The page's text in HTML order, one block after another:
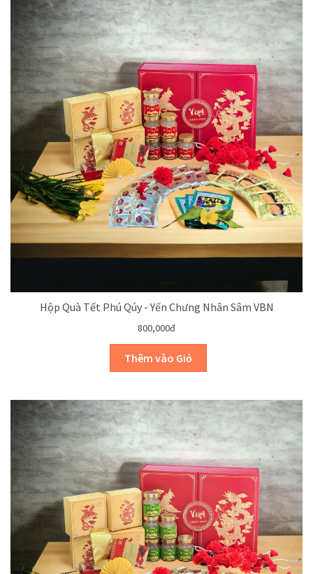
Hộp Quà Tết Phú Qúy - Yến Chưng Nhân Sâm VBN
800,000đ